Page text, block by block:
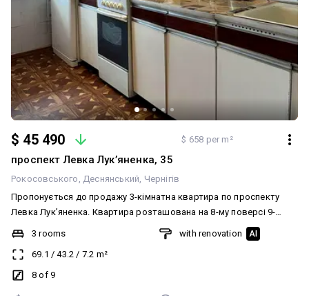
$ 45 490 $ 658 per m²
проспект Левка Лукʼяненка, 35
Рокосовського Деснянський Чернігів
Пропонується до продажу 3-кімнатна квартира по проспекту
Левка Лук’яненка. Квартира розташована на 8-му поверсі 9-
поверхового цегляного будинку. Загальна площа — 69,1 м², кухня
— 7,2 м². Квартира в житловому стані, має зручне планування та
чудово підійде як для власного проживання, так і для здачі в
оренду. У квартирі залишаються меблі та техніка, зокрема
3 rooms
69.1 /43.2 / 7.2 m²
8 of 9
with renovation AI